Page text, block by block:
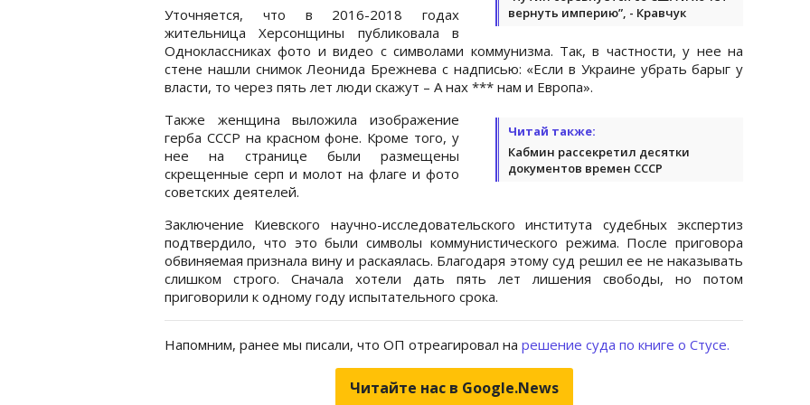
вернуть империю”, - Кравчук
Уточняется, что в 2016-2018 годах
жительница Херсонщины публиковала в
Одноклассниках фото и видео с символами коммунизма. Так, в частности, у нее на
стене нашли снимок Леонида Брежнева с надписью: «Если в Украине убрать барыг у
власти, то через пять лет люди скажут – А нах *** нам и Европа».
Читай также:
Кабмин рассекретил десятки
документов времен СССР
Также женщина выложила изображение
герба СССР на красном фоне. Кроме того, у
нее на странице были размещены
скрещенные серп и молот на флаге и фото
советских деятелей.
Заключение Киевского научно-исследовательского института судебных экспертиз
подтвердило, что это были символы коммунистического режима. После приговора
обвиняемая признала вину и раскаялась. Благодаря этому суд решил ее не наказывать
слишком строго. Сначала хотели дать пять лет лишения свободы, но потом
приговорили к одному году испытательного срока.
Напомним, ранее мы писали, что ОП отреагировал на решение суда по книге о Стусе.
Читайте нас в Google.News